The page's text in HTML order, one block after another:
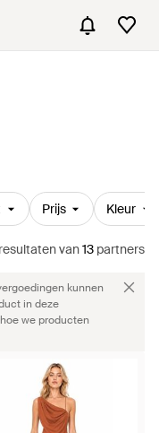
Prijs Kleur
resultatenvan13 partners
kunnen
in deze
we producten